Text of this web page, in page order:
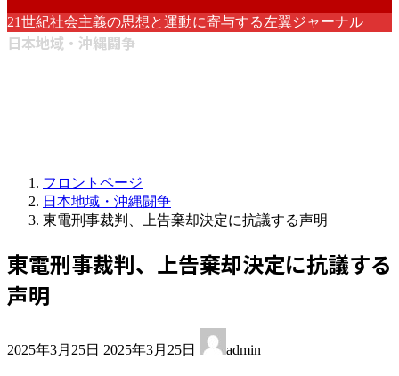
21世紀社会主義の思想と運動に寄与する左翼ジャーナル
日本地域・沖縄闘争
フロントページ
日本地域・沖縄闘争
東電刑事裁判、上告棄却決定に抗議する声明
東電刑事裁判、上告棄却決定に抗議する
声明
2025年3月25日 終
2025年3月25日 admin